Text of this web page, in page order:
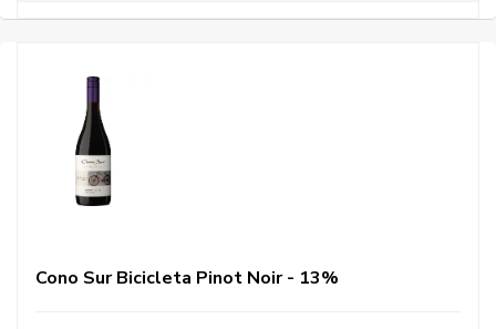
Cono Sur Bicicleta Pinot Noir - 13%